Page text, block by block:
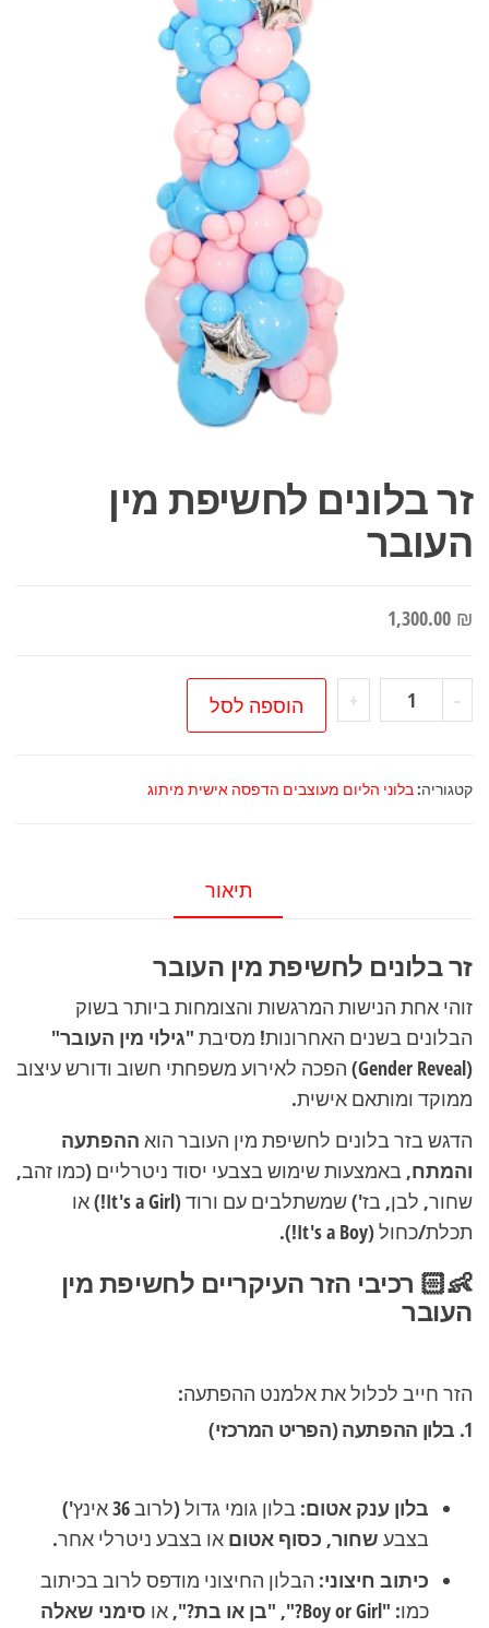
זר בלונים לחשיפת מין
העובר
1,300.00 ₪
-
כמות
של
בלונים
+ הוספה לסל
קטגוריה:בלוני הליום מעוצבים הדפסה אישית מיתוג
תיאור
זר בלונים לחשיפת מין העובר
זוהי אחת הנישות המרגשות והצומחות ביותר בשוק
הבלונים בשנים האחרונות! מסיבת "גילוי מין העובר"
(Gender Reveal)
הפכה לאירוע משפחתי חשוב ודורש עיצוב
ממוקד ומותאם אישית.
הדגש בזר בלונים לחשיפת מין העובר הוא ההפתעה
והמתח, באמצעות שימוש בצבעי יסוד ניטרליים (כמו זהב,
שחור, לבן, בז') שמשתלבים עם ורוד (It's a Girl! ) או
תכלת/כחול (It's a Boy!
).
👶🏻 רכיבי הזר העיקריים לחשיפת מין
העובר
הזר חייב לכלול את אלמנט ההפתעה:
1. בלון ההפתעה (הפריט המרכזי)
בלון ענק אטום:
בלון גומי גדול (לרוב 36 אינץ')
בצבע שחור, כסוף אטום או בצבע ניטרלי אחר.
כיתוב חיצוני: הבלון החיצוני מודפס לרוב בכיתוב
כמו: "Boy or Girl?"
, "בן או בת?", או סימני שאלה